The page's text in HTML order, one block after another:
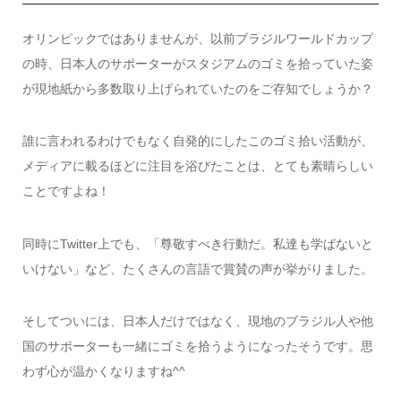
オリンピックではありませんが、以前ブラジルワールドカップ
の時、日本人のサポーターがスタジアムのゴミを拾っていた姿
が現地紙から多数取り上げられていたのをご存知でしょうか？
誰に言われるわけでもなく自発的にしたこのゴミ拾い活動が、
メディアに載るほどに注目を浴びたことは、とても素晴らしい
ことですよね！
同時にTwitter上でも、「尊敬すべき行動だ。私達も学ばないと
いけない」など、たくさんの言語で賞賛の声が挙がりました。
そしてついには、日本人だけではなく、現地のブラジル人や他
国のサポーターも一緒にゴミを拾うようになったそうです。思
わず心が温かくなりますね^^